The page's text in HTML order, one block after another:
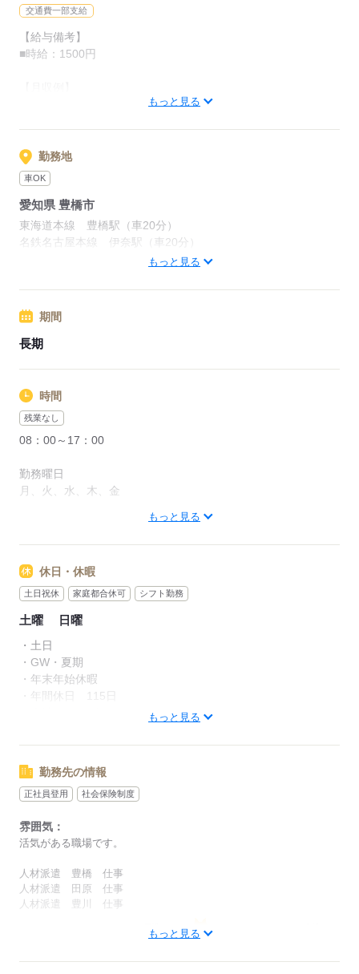
交通費一部支給
【給与備考】
■時給：1500円
1,500円×8.0時間×21日＝252,000円＋残業
■残業 月5H程度
■通勤手当
ガソリン代支給（規定あり）
応募する
もっと見る
勤務地
車OK
愛知県 豊橋市
東海道本線 豊橋駅（車20分）
名鉄名古屋本線 伊奈駅（車20分）
東海道本線 西小坂井駅（車20分）
もっと見る
期間
長期
時間
残業なし
08：00～17：00
勤務曜日
月、火、水、木、金
【実働】8時間
【残業】月5時間ほど
業務の変更範囲：なし
就業場所の変更範囲：なし
契約更新期間：長期（入社日応相談）
更新の可能性：有
（労働者の勤務状況・態度、業務の進捗状況、就業先の経営状
更新上限の有無：無
受動喫煙防止対策
もっと見る
休日・休暇
土日祝休 家庭都合休可 シフト勤務
土曜 日曜
・土日
・GW・夏期
・年末年始休暇
・年間休日 115日
もっと見る
勤務先の情報
正社員登用 社会保険制度
雰囲気：
活気がある職場です。
人材派遣 豊橋 仕事
人材派遣 田原 仕事
人材派遣 豊川 仕事
男性
もっと見る